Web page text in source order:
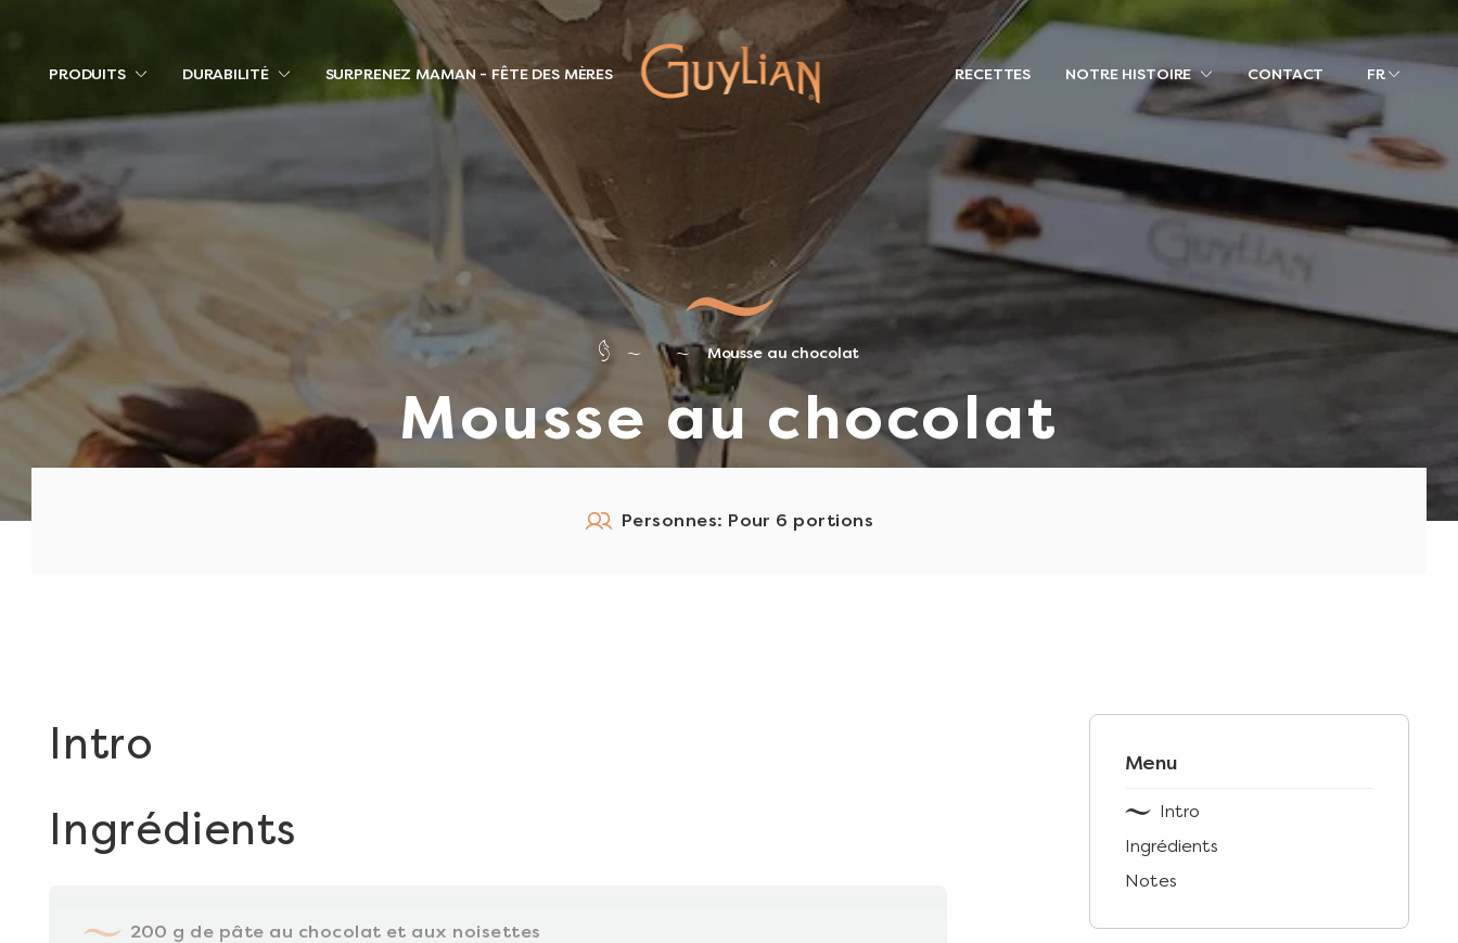
PRODUITS DURABILITÉ SURPRENEZ MAMAN - FÊTE DES MÈRES RECETTES NOTRE HISTOIRE CONTACT FR
Mousse au chocolat
Mousse au chocolat
Personnes: Pour 6 portions
Intro
Ingrédients
200 g de pâte au chocolat et aux noisettes
Menu
Intro
Ingrédients
Notes